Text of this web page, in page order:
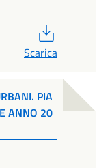
Scarica
PIA
ANNO 20